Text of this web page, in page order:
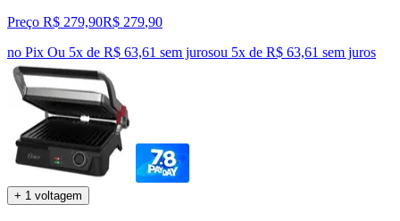
Preço R$ 279,90R$ 279,90
no Pix Ou 5x de R$ 63,61 sem jurosou 5x de R$ 63,61 sem juros
+ 1 voltagem